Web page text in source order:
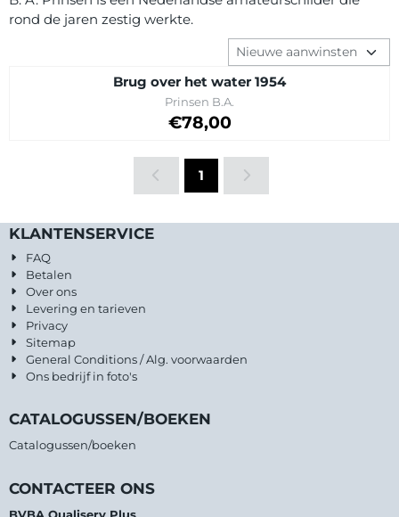
rond de jaren zestig werkte.
Sorteermethode
Brug over het water 1954
Merk:
Prinsen B.A.
Prijs: 78,00
€78,00
1
KLANTENSERVICE
FAQ
Betalen
Over ons
Levering en tarieven
Privacy
Sitemap
General Conditions / Alg. voorwaarden
Ons bedrijf in foto's
CATALOGUSSEN/BOEKEN
Catalogussen/boeken
CONTACTEER ONS
BVBA Qualiserv Plus